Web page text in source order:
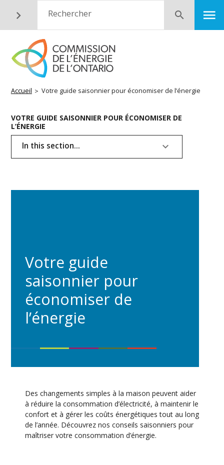
principal
Rechercher Soumettre
Fil
Accueil Votre guide saisonnier pour économiser de l’énergie
Basic
Page
Menu
VOTRE GUIDE SAISONNIER POUR ÉCONOMISER DE
L’ÉNERGIE
In this section...
Votre guide
saisonnier pour
économiser de
l’énergie
Des changements simples à la maison peuvent aider
à réduire la consommation d’électricité, à maintenir le
confort et à gérer les coûts énergétiques tout au long
de l’année. Découvrez nos conseils saisonniers pour
maîtriser votre consommation d’énergie.